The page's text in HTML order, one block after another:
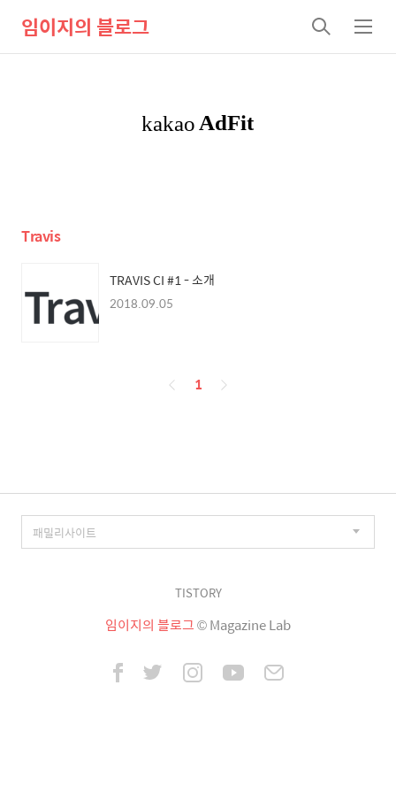
임이지의 블로그
검
색
메
뉴
Travis
TRAVIS CI #1 - 소개
2018.09.05
페
1
TISTORY
임이지의 블로그© Magazine Lab